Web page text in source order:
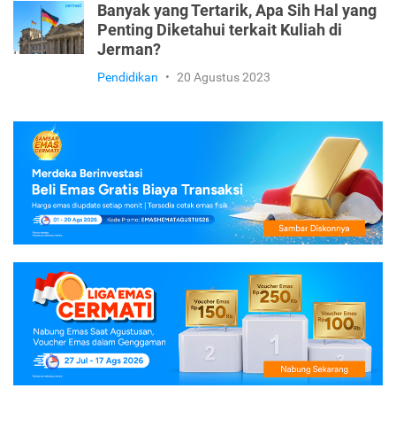
Banyak yang Tertarik, Apa Sih Hal yang
Penting Diketahui terkait Kuliah di
Jerman?
Pendidikan • 20 Agustus 2023